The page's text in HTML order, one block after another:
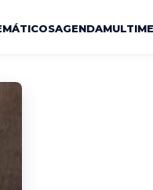
AGENDA